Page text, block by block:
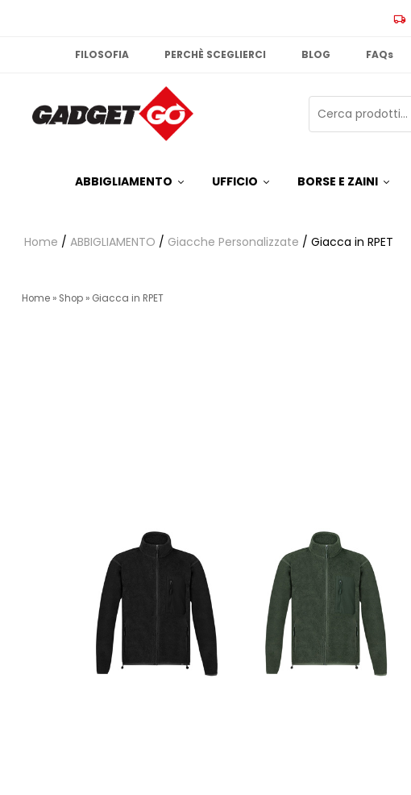
FILOSOFIA PERCHÈ SCEGLIERCI BLOG FAQs
ABBIGLIAMENTO UFFICIO BORSE E ZAINI
Home / ABBIGLIAMENTO / Giacche Personalizzate / Giacca in RPET
Home » Shop » Giacca in RPET